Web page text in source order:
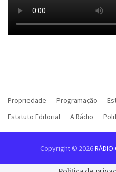
Propriedade Programação
Estatuto Editorial
A Rádio
Copyright © 2026RÁDIO